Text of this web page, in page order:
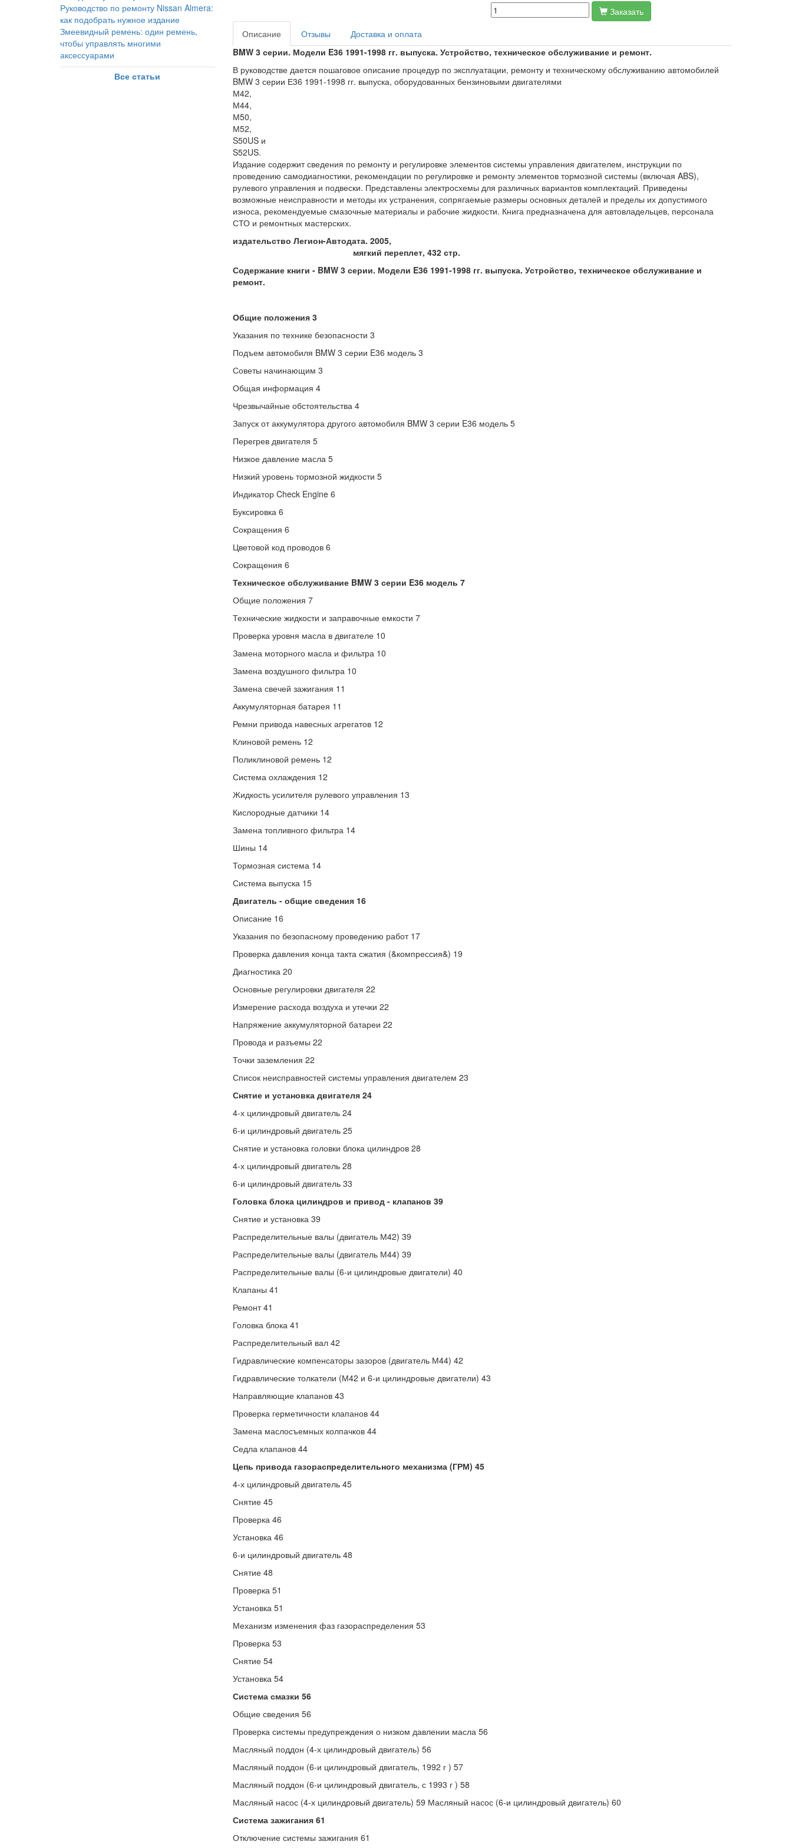
Руководство по ремонту Nissan Almera:
как подобрать нужное издание
Змеевидный ремень: один ремень,
чтобы управлять многими
аксессуарами
Все статьи
Заказать
Описание
Отзывы
Доставка и оплата
BMW 3 серии. Модели E36 1991-1998 гг. выпуска. Устройство, техническое обслуживание и ремонт.
В руководстве дается пошаговое описание процедур по эксплуатации, ремонту и техническому обслуживанию автомобилей
BMW 3 серии Е36 1991-1998 гг. выпуска, оборудованных бензиновыми двигателями
М42,
М44,
М50,
М52,
S50US и
S52US.
Издание содержит сведения по ремонту и регулировке элементов системы управления двигателем, инструкции по
проведению самодиагностики, рекомендации по регулировке и ремонту элементов тормозной системы (включая ABS),
рулевого управления и подвески. Представлены электросхемы для различных вариантов комплектаций. Приведены
возможные неисправности и методы их устранения, сопрягаемые размеры основных деталей и пределы их допустимого
износа, рекомендуемые смазочные материалы и рабочие жидкости. Книга предназначена для автовладельцев, персонала
СТО и ремонтных мастерских.
издательство Легион-Автодата. 2005,
мягкий переплет, 432 стр.
Содержание книги - BMW 3 серии. Модели E36 1991-1998 гг. выпуска. Устройство, техническое обслуживание и
ремонт.
Общие положения 3
Указания по технике безопасности 3
Подъем автомобиля BMW 3 серии E36 модель 3
Советы начинающим 3
Общая информация 4
Чрезвычайные обстоятельства 4
Запуск от аккумулятора другого автомобиля BMW 3 серии E36 модель 5
Перегрев двигателя 5
Низкое давление масла 5
Низкий уровень тормозной жидкости 5
Индикатор Check Engine 6
Буксировка 6
Сокращения 6
Цветовой код проводов 6
Сокращения 6
Техническое обслуживание BMW 3 серии E36 модель 7
Общие положения 7
Технические жидкости и заправочные емкости 7
Проверка уровня масла в двигателе 10
Замена моторного масла и фильтра 10
Замена воздушного фильтра 10
Замена свечей зажигания 11
Аккумуляторная батарея 11
Ремни привода навесных агрегатов 12
Клиновой ремень 12
Поликлиновой ремень 12
Система охлаждения 12
Жидкость усилителя рулевого управления 13
Кислородные датчики 14
Замена топливного фильтра 14
Шины 14
Тормозная система 14
Система выпуска 15
Двигатель - общие сведения 16
Описание 16
Указания по безопасному проведению работ 17
Проверка давления конца такта сжатия (&компрессия&) 19
Диагностика 20
Основные регулировки двигателя 22
Измерение расхода воздуха и утечки 22
Напряжение аккумуляторной батареи 22
Провода и разъемы 22
Точки заземления 22
Список неисправностей системы управления двигателем 23
Снятие и установка двигателя 24
4-х цилиндровый двигатель 24
6-и цилиндровый двигатель 25
Снятие и установка головки блока цилиндров 28
4-х цилиндровый двигатель 28
6-и цилиндровый двигатель 33
Головка блока цилиндров и привод - клапанов 39
Снятие и установка 39
Распределительные валы (двигатель М42) 39
Распределительные валы (двигатель М44) 39
Распределительные валы (6-и цилиндровые двигатели) 40
Клапаны 41
Ремонт 41
Головка блока 41
Распределительный вал 42
Гидравлические компенсаторы зазоров (двигатель М44) 42
Гидравлические толкатели (М42 и 6-и цилиндровые двигатели) 43
Направляющие клапанов 43
Проверка герметичности клапанов 44
Замена маслосъемных колпачков 44
Седла клапанов 44
Цепь привода газораспределительного механизма (ГРМ) 45
4-х цилиндровый двигатель 45
Снятие 45
Проверка 46
Установка 46
6-и цилиндровый двигатель 48
Снятие 48
Проверка 51
Установка 51
Механизм изменения фаз газораспределения 53
Проверка 53
Снятие 54
Установка 54
Система смазки 56
Общие сведения 56
Проверка системы предупреждения о низком давлении масла 56
Масляный поддон (4-х цилиндровый двигатель) 56
Масляный поддон (6-и цилиндровый двигатель, 1992 г ) 57
Масляный поддон (6-и цилиндровый двигатель, с 1993 г ) 58
Масляный насос (4-х цилиндровый двигатель) 59 Масляный насос (6-и цилиндровый двигатель) 60
Система зажигания 61
Отключение системы зажигания 61